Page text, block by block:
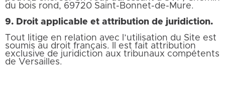
du bois rond, 69720 Saint-Bonnet-de-Mure.
9. Droit applicable et attribution de juridiction.
Tout litige en relation avec l’utilisation du Site est
soumis au droit français. Il est fait attribution
exclusive de juridiction aux tribunaux compétents
de Versailles.